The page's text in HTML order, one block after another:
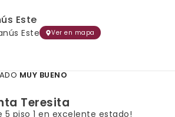
Este
Este Ver en mapa
MUY BUENO
Teresita
piso 1 en excelente estado!